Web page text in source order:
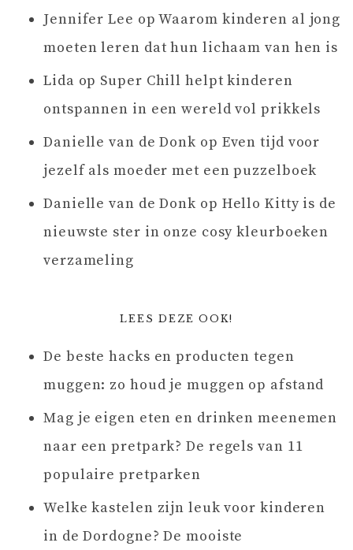
Jennifer Lee opWaarom kinderen al jong
moeten leren dat hun lichaam van hen is
Lida op Super Chill helpt kinderen
ontspannen in een wereld vol prikkels
Danielle van de Donk op Even tijd voor
jezelf als moeder met een puzzelboek
Danielle van de Donk op Hello Kitty is de
nieuwste ster in onze cosy kleurboeken
verzameling
LEES DEZE OOK!
De beste hacks en producten tegen
muggen: zo houd je muggen op afstand
Mag je eigen eten en drinken meenemen
naar een pretpark? De regels van 11
populaire pretparken
Welke kastelen zijn leuk voor kinderen
in de Dordogne? De mooiste